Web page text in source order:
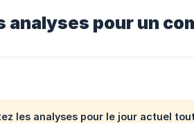
analyses pour un
les analyses pour le jour actuel